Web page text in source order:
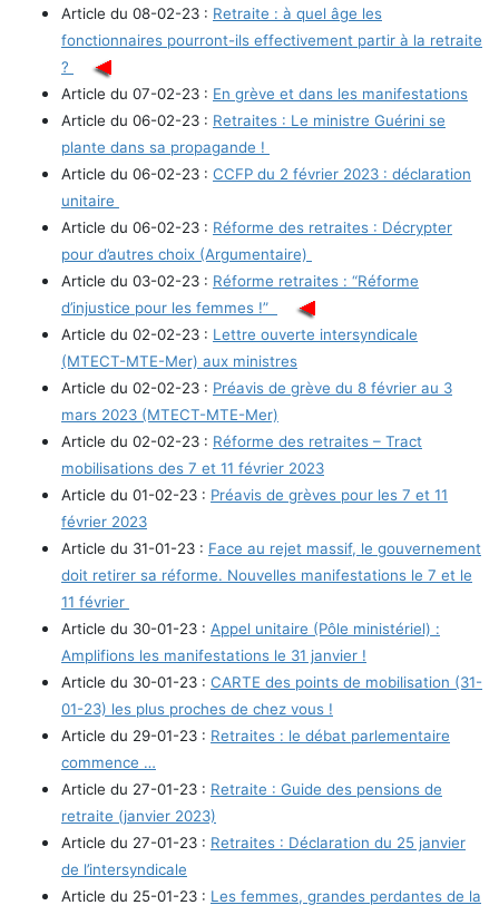
Article du 08-02-23 : Retraite : à quel âge les
fonctionnaires pourront-ils effectivement partir à la retraite
?
Article du 07-02-23 : En grève et dans les manifestations
Article du 06-02-23 : Retraites : Le ministre Guérini se
plante dans sa propagande !
Article du 06-02-23 : CCFP du 2 février 2023 : déclaration
unitaire
Article du 06-02-23 : Réforme des retraites : Décrypter
pour d’autres choix (Argumentaire)
Article du 03-02-23 : Réforme retraites : “Réforme
d’injustice pour les femmes !”
Article du 02-02-23 : Lettre ouverte intersyndicale
(MTECT-MTE-Mer) aux ministres
Article du 02-02-23 : Préavis de grève du 8 février au 3
mars 2023 (MTECT-MTE-Mer)
Article du 02-02-23 : Réforme des retraites – Tract
mobilisations des 7 et 11 février 2023
Article du 01-02-23 : Préavis de grèves pour les 7 et 11
février 2023
Article du 31-01-23 : Face au rejet massif, le gouvernement
doit retirer sa réforme. Nouvelles manifestations le 7 et le
11 février
Article du 30-01-23 : Appel unitaire (Pôle ministériel) :
Amplifions les manifestations le 31 janvier !
Article du 30-01-23 : CARTE des points de mobilisation (31-
01-23) les plus proches de chez vous !
Article du 29-01-23 : Retraites : le débat parlementaire
commence …
Article du 27-01-23 : Retraite : Guide des pensions de
retraite (janvier 2023)
Article du 27-01-23 : Retraites : Déclaration du 25 janvier
de l’intersyndicale
Article du 25-01-23 : Les femmes, grandes perdantes de la